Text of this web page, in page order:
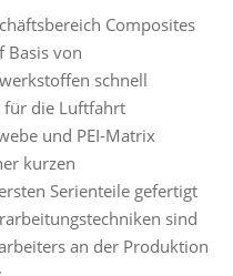
Composites
Basis von
schnell
für die Luftfahrt
und PEI-Matrix
kurzen
Serienteile gefertigt
sind
an der Produktion